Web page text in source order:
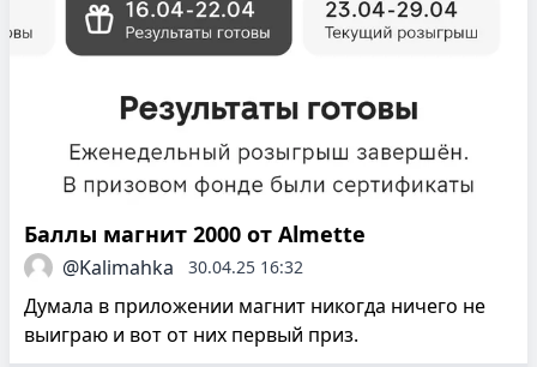
Баллы магнит 2000 от Almette
@Kalimahka 30.04.25 16:32
Думала в приложении магнит никогда ничего не
выиграю и вот от них первый приз.